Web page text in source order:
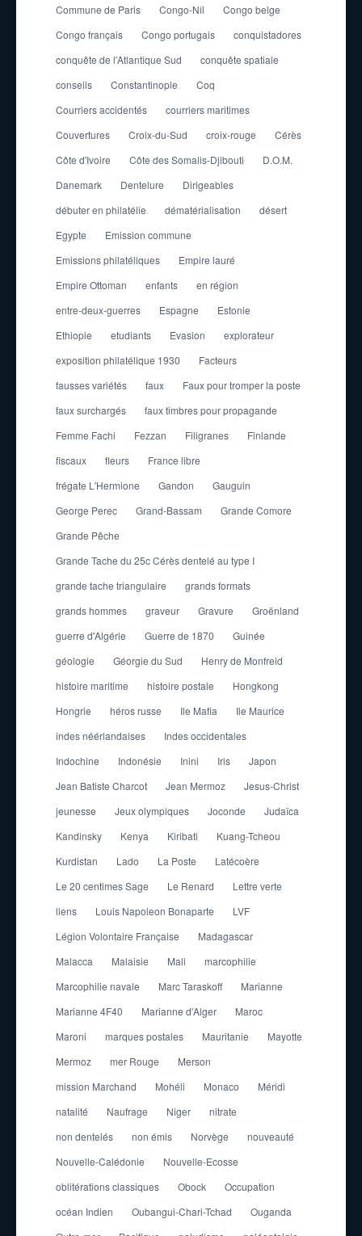
Commune de Paris
Congo-Nil
Congo belge
Congo français
Congo portugais
conquistadores
conquête de l'Atlantique Sud
conquête spatiale
conseils
Constantinople
Coq
Courriers accidentés
courriers maritimes
Couvertures
Croix-du-Sud croix-rouge
Cérès
Côte d'Ivoire
Côte des Somalis-Djibouti
D.O.M.
Danemark
Dentelure
Dirigeables
débuter en philatélie
dématérialisation
désert
Egypte
Emission commune
Emissions philatéliques
Empire lauré
Empire Ottoman
enfants
en région
entre-deux-guerres
Espagne
Estonie
Ethiopie
etudiants Evasion
explorateur
exposition philatélique 1930
Facteurs
fausses variétés
faux
Faux pour tromper la poste
faux surchargés
faux timbres pour propagande
Femme Fachi
Fezzan Filigranes
Finlande
fiscaux
fleurs
France libre
frégate L'Hermione
Gandon
Gauguin
George Perec
Grand-Bassam
Grande Comore
Grande Pêche
Grande Tache du 25c Cérès dentelé au type I
grande tache triangulaire
grands formats
grands hommes
graveur Gravure
Groënland
guerre d'Algérie
Guerre de 1870
Guinée
géologie
Géorgie du Sud
Henry de Monfreid
histoire maritime
histoire postale
Hongkong
Hongrie
héros russe Ile Mafia
Ile Maurice
indes néérlandaises
Indes occidentales
Indochine
Indonésie Inini Iris
Japon
Jean Batiste Charcot
Jean Mermoz
Jesus-Christ
jeunesse
Jeux olympiques Joconde
Judaïca
Kandinsky
Kenya Kiribati
Kuang-Tcheou
Kurdistan
Lado La Poste
Latécoère
Le 20 centimes Sage
Le Renard
Lettre verte
liens
Louis Napoleon Bonaparte
LVF
Légion Volontaire Française
Madagascar
Malacca
Malaisie Mali
marcophilie
Marcophilie navale
Marc Taraskoff
Marianne
Marianne 4F40
Marianne d'Alger
Maroc
Maroni
marques postales Mauritanie
Mayotte
Mermoz
mer Rouge
Merson
mission Marchand
Mohéli Monaco
Méridi
natalité
Naufrage Niger
nitrate
non dentelés
non émis Norvège
nouveauté
Nouvelle-Calédonie
Nouvelle-Ecosse
oblitérations classiques
Obock
Occupation
océan Indien
Oubangui-Chari-Tchad
Ouganda